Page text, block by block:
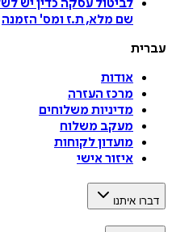
לביטול עסקה כדין יש
שם מלא, ת.ז ומס' הזמנה
עברית
אודות
מרכז העזרה
מדיניות משלוחים
מעקב משלוח
מועדון לקוחות
איזור אישי
דברו איתנו